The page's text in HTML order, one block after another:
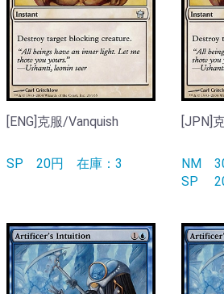
[ENG]克服/Vanquish
SP 20円 在庫：3
[JPN]
NM
SP